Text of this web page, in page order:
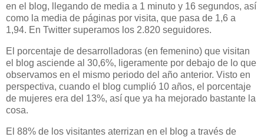
en el blog, llegando de media a 1 minuto y 16 segundos, así
como la media de páginas por visita, que pasa de 1,6 a
1,94. En Twitter superamos los 2.820 seguidores.
El porcentaje de desarrolladoras (en femenino) que visitan
el blog asciende al 30,6%, ligeramente por debajo de lo que
observamos en el mismo periodo del año anterior. Visto en
perspectiva, cuando el blog cumplió 10 años, el porcentaje
de mujeres era del 13%, así que ya ha mejorado bastante la
cosa.
El 88% de los visitantes aterrizan en el blog a través de